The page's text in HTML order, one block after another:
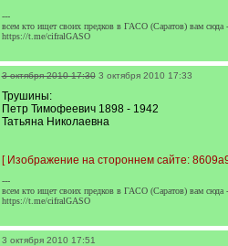
---
всем кто ищет своих предков в ГАСО (Саратов) вам сюда -
https://t.me/cifralGASO
3 октября 2010 17:30 3 октября 2010 17:33
Трушины:
Петр Тимофеевич 1898 - 1942
Татьяна Николаевна
[ Изображение на стороннем сайте:
---
всем кто ищет своих предков в ГАСО (Саратов) вам сюда -
https://t.me/cifralGASO
3 октября 2010 17:51